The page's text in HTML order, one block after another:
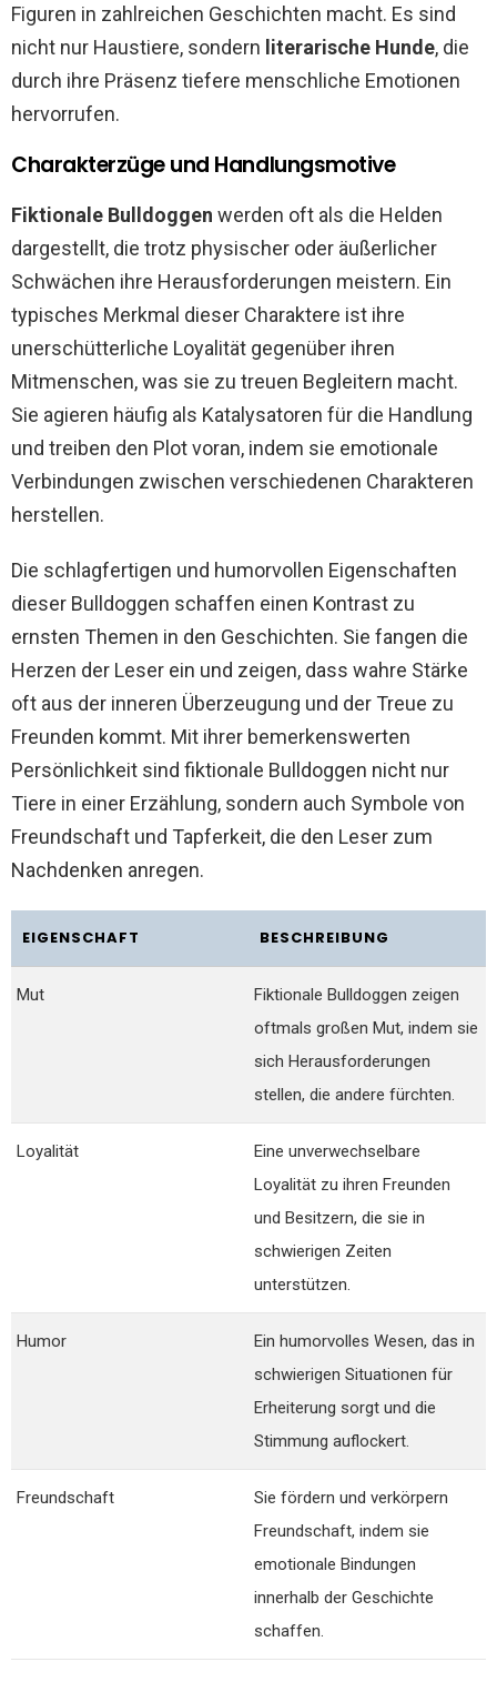
Figuren in zahlreichen Geschichten macht. Es sind
nicht nur Haustiere, sondern literarische Hunde, die
durch ihre Präsenz tiefere menschliche Emotionen
hervorrufen.
Charakterzüge und Handlungsmotive
Fiktionale Bulldoggen werden oft als die Helden
dargestellt, die trotz physischer oder äußerlicher
Schwächen ihre Herausforderungen meistern. Ein
typisches Merkmal dieser Charaktere ist ihre
unerschütterliche Loyalität gegenüber ihren
Mitmenschen, was sie zu treuen Begleitern macht.
Sie agieren häufig als Katalysatoren für die Handlung
und treiben den Plot voran, indem sie emotionale
Verbindungen zwischen verschiedenen Charakteren
herstellen.
Die schlagfertigen und humorvollen Eigenschaften
dieser Bulldoggen schaffen einen Kontrast zu
ernsten Themen in den Geschichten. Sie fangen die
Herzen der Leser ein und zeigen, dass wahre Stärke
oft aus der inneren Überzeugung und der Treue zu
Freunden kommt. Mit ihrer bemerkenswerten
Persönlichkeit sind fiktionale Bulldoggen nicht nur
Tiere in einer Erzählung, sondern auch Symbole von
Freundschaft und Tapferkeit, die den Leser zum
Nachdenken anregen.
EIGENSCHAFT BESCHREIBUNG
Mut
Fiktionale Bulldoggen zeigen
oftmals großen Mut, indem sie
sich Herausforderungen
stellen, die andere fürchten.
Loyalität
Eine unverwechselbare
Loyalität zu ihren Freunden
und Besitzern, die sie in
schwierigen Zeiten
unterstützen.
Humor
Ein humorvolles Wesen, das in
schwierigen Situationen für
Erheiterung sorgt und die
Stimmung auflockert.
Freundschaft
Sie fördern und verkörpern
Freundschaft, indem sie
emotionale Bindungen
innerhalb der Geschichte
schaffen.